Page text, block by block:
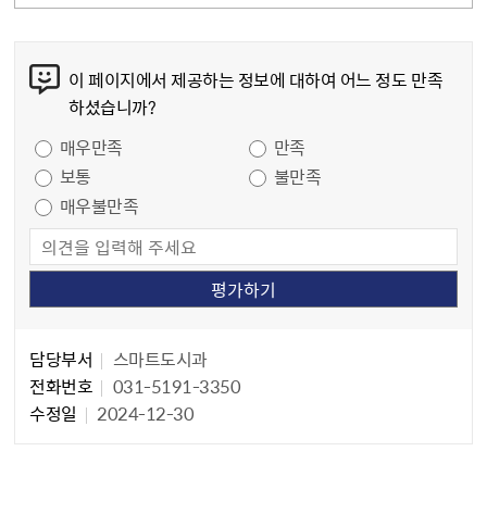
이 페이지에서 제공하는 정보에 대하여 어느 정도 만족
하셨습니까?
매우만족
만족
보통
불만족
매우불만족
담당부서
스마트도시과
전화번호
031-5191-3350
수정일
2024-12-30